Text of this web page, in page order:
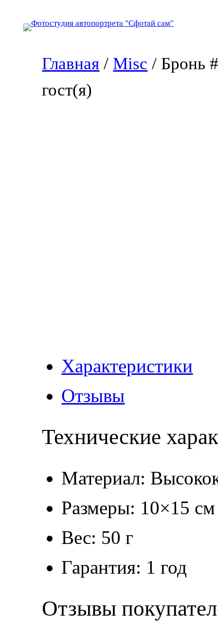
Главная / Misc / Бронь
гост(я)
Характеристики
Отзывы
Технические
Материал:
Размеры: 10×15 см
Вес: 50 г
Гарантия: 1 год
Отзывы